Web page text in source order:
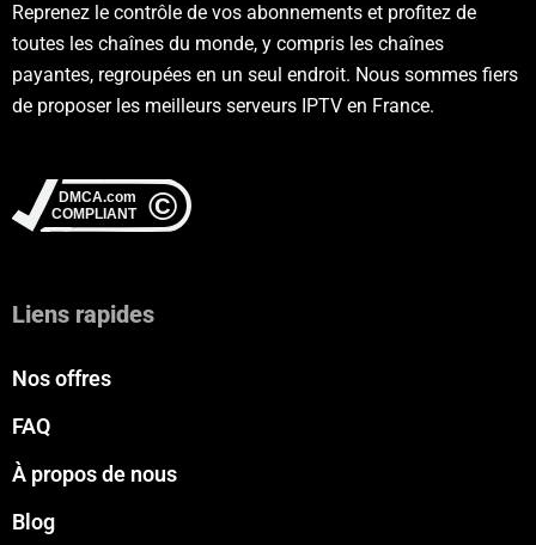
Reprenez le contrôle de vos abonnements et profitez de
toutes les chaînes du monde, y compris les chaînes
payantes, regroupées en un seul endroit. Nous sommes fiers
de proposer les meilleurs serveurs IPTV en France.
Liens rapides
Nos offres
FAQ
À propos de nous
Blog